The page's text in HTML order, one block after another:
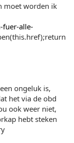
moet worden ik
fuer-alle-
ongeluk is,
het via de obd
ook weer niet,
hebt steken